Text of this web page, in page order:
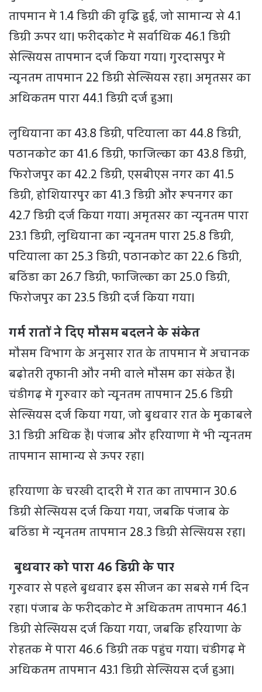
तापमान में 1.4 डिग्री की वृद्धि हुई, जो सामान्य से 4.1
डिग्री ऊपर था। फरीदकोट में सर्वाधिक 46.1 डिग्री
सेल्सियस तापमान दर्ज किया गया। गुरदासपुर में
न्यूनतम तापमान 22 डिग्री सेल्सियस रहा। अमृतसर का
अधिकतम पारा 44.1 डिग्री दर्ज हुआ।
लुधियाना का 43.8 डिग्री, पटियाला का 44.8 डिग्री,
पठानकोट का 41.6 डिग्री, फाजिल्का का 43.8 डिग्री,
फिरोजपुर का 42.2 डिग्री, एसबीएस नगर का 41.5
डिग्री, होशियारपुर का 41.3 डिग्री और रूपनगर का
42.7 डिग्री दर्ज किया गया। अमृतसर का न्यूनतम पारा
23.1 डिग्री, लुधियाना का न्यूनतम पारा 25.8 डिग्री,
पटियाला का 25.3 डिग्री, पठानकोट का 22.6 डिग्री,
बठिंडा का 26.7 डिग्री, फाजिल्का का 25.0 डिग्री,
फिरोजपुर का 23.5 डिग्री दर्ज किया गया।
गर्म रातों ने दिए मौसम बदलने के संकेत
मौसम विभाग के अनुसार रात के तापमान में अचानक
बढ़ोतरी तूफानी और नमी वाले मौसम का संकेत है।
चंडीगढ़ में गुरुवार को न्यूनतम तापमान 25.6 डिग्री
सेल्सियस दर्ज किया गया, जो बुधवार रात के मुकाबले
3.1 डिग्री अधिक है। पंजाब और हरियाणा में भी न्यूनतम
तापमान सामान्य से ऊपर रहा।
हरियाणा के चरखी दादरी में रात का तापमान 30.6
डिग्री सेल्सियस दर्ज किया गया, जबकि पंजाब के
बठिंडा में न्यूनतम तापमान 28.3 डिग्री सेल्सियस रहा।
बुधवार को पारा 46 डिग्री के पार
गुरुवार से पहले बुधवार इस सीजन का सबसे गर्म दिन
रहा। पंजाब के फरीदकोट में अधिकतम तापमान 46.1
डिग्री सेल्सियस दर्ज किया गया, जबकि हरियाणा के
रोहतक में पारा 46.6 डिग्री तक पहुंच गया। चंडीगढ़ में
अधिकतम तापमान 43.1 डिग्री सेल्सियस दर्ज हुआ।